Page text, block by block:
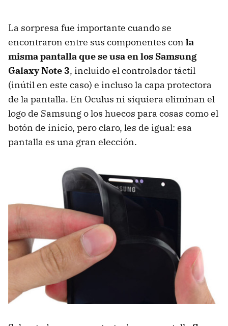
La sorpresa fue importante cuando se
encontraron entre sus componentes con la
misma pantalla que se usa en los Samsung
Galaxy Note 3, incluido el controlador táctil
(inútil en este caso) e incluso la capa protectora
de la pantalla. En Oculus ni siquiera eliminan el
logo de Samsung o los huecos para cosas como el
botón de inicio, pero claro, les de igual: esa
pantalla es una gran elección.